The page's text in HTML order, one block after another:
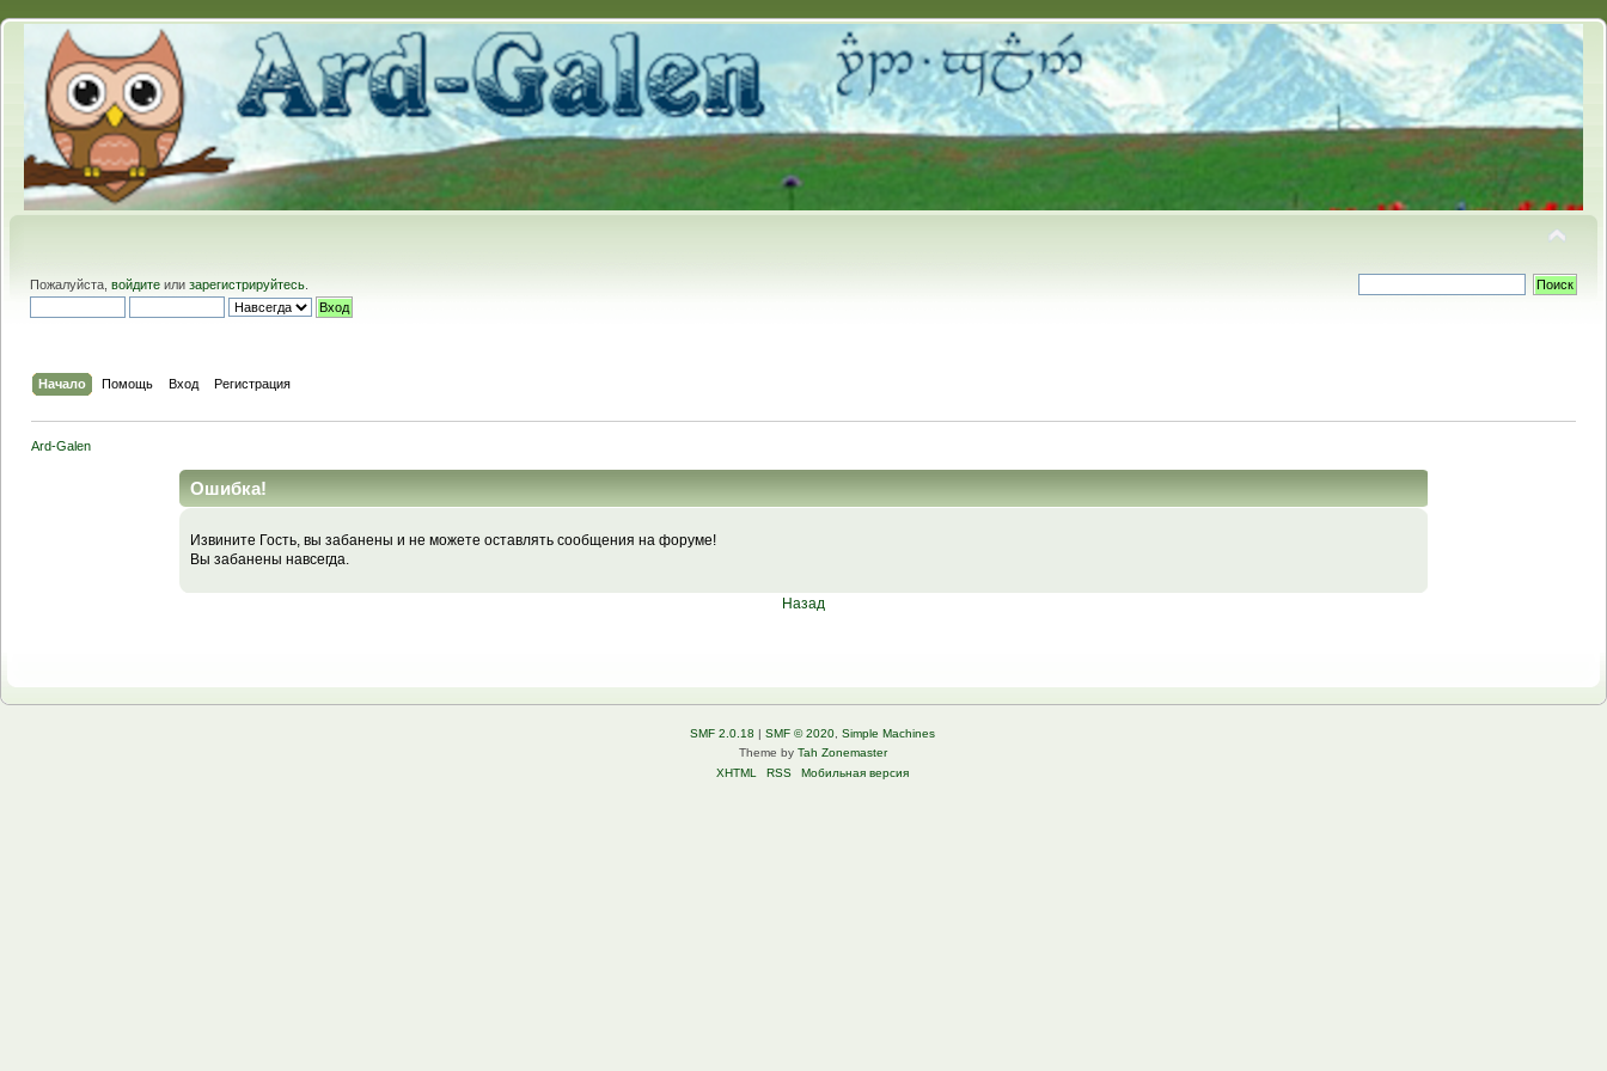
Пожалуйста, войдите или зарегистрируйтесь
Начало Помощь Вход Регистрация
Ard-Galen
Ошибка!
Извините Гость, вы забанены и не можете оставлять сообщения на форуме!
Вы забанены навсегда.
Назад
SMF 2.0.18 | SMF © 2020, Simple Machines
Theme by Tah Zonemaster
XHTML
RSS Мобильная версия